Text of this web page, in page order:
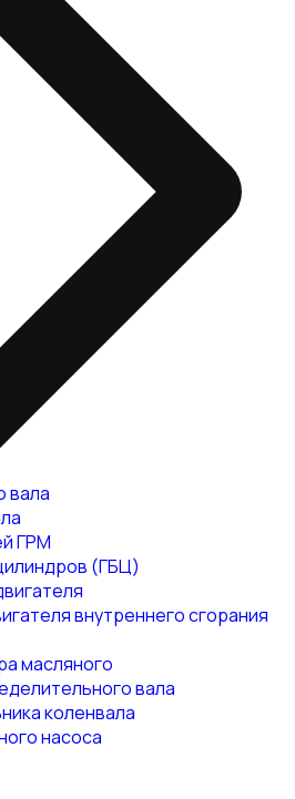
вала
ГРМ
(ГБЦ)
внутреннего сгорания
масляного
вала
коленвала
насоса